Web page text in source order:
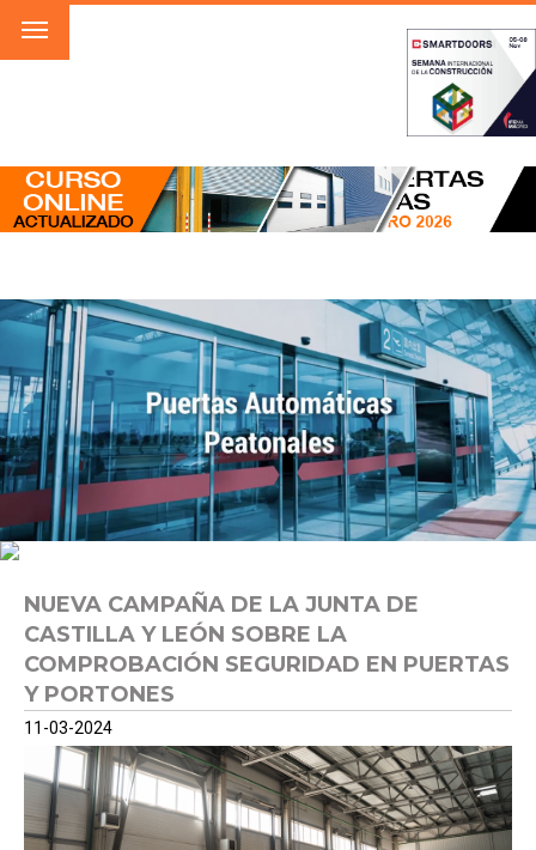
NUEVA CAMPAÑA DE LA JUNTA DE
CASTILLA Y LEÓN SOBRE LA
COMPROBACIÓN SEGURIDAD EN PUERTAS
Y PORTONES
11-03-2024